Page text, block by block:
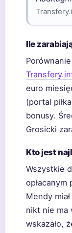
Ile
euro
(portal
bonusy.
Grosicki
Kto jest
Wszystkie
opłacanym
Mendy
nikt nie ma
wskazało,